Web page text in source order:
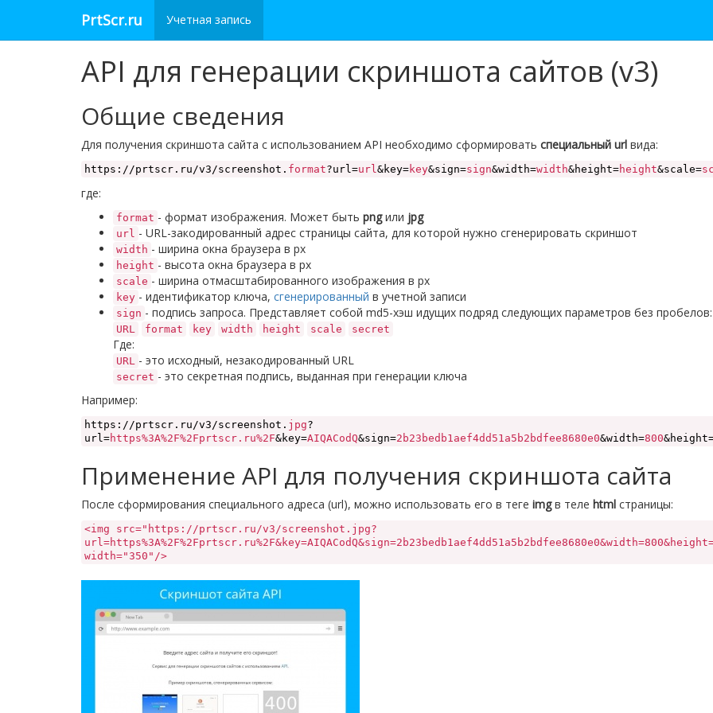
PrtScr.ru Учетная запись
API для генерации скриншота сайтов (v3)
Общие сведения
Для получения скриншота сайта с использованием API необходимо сформировать специальный url вида:
https://prtscr.ru/v3/screenshot. format?url=url&key=key&sign=sign&width=width&height=height&scale=
где:
format - формат изображения. Может быть pngили jpg
url - URL-закодированный адрес страницы сайта, для которой нужно сгенерировать скриншот
width - ширина окна браузера в px
height - высота окна браузера в px
scale - ширина отмасштабированного изображения в px
key - идентификатор ключа, сгенерированный в учетной записи
sign - подпись запроса. Представляет собой md5-хэш идущих подряд следующих параметров без пробелов:
URL format key width height scale secret
Где:
URL - это исходный, незакодированный URL
secret - это секретная подпись, выданная при генерации ключа
Например:
https://prtscr.ru/v3/screenshot. jpg?
url=https%3A%2F%2Fprtscr.ru%2F&key=AIQACodQ&sign=2b23bedb1aef4dd51a5b2bdfee8680e0&width=800
Применение API для получения скриншота сайта
После сформирования специального адреса (url), можно использовать его в теге imgв теле html страницы:
<img src="https://prtscr.ru/v3/screenshot.jpg?
width="350"/>